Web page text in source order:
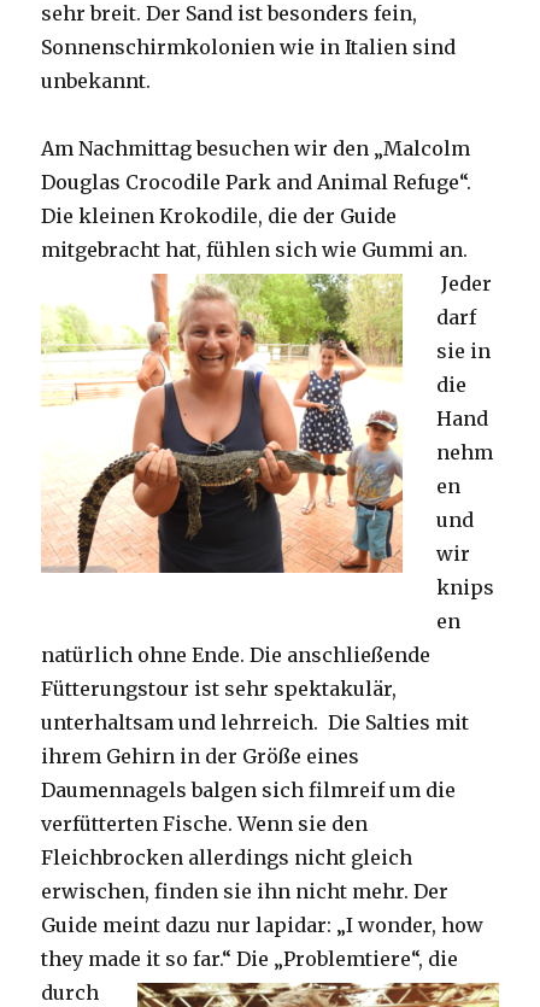
sehr breit. Der Sand ist besonders fein,
Sonnenschirmkolonien wie in Italien sind
unbekannt.
Am Nachmittag besuchen wir den „Malcolm
Douglas Crocodile Park and Animal Refuge“.
Die kleinen Krokodile, die der Guide
mitgebracht hat, fühlen sich wie Gummi an.
Jeder
darf
sie in
die
Hand
nehm
en
und
wir
knips
en
natürlich ohne Ende. Die anschließende
Fütterungstour ist sehr spektakulär,
unterhaltsam und lehrreich. Die Salties mit
ihrem Gehirn in der Größe eines
Daumennagels balgen sich filmreif um die
verfütterten Fische. Wenn sie den
Fleichbrocken allerdings nicht gleich
erwischen, finden sie ihn nicht mehr. Der
Guide meint dazu nur lapidar: „I wonder, how
they made it so far.“Die „Problemtiere“, die
durch